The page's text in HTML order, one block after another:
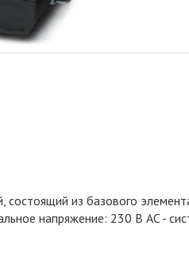
состоящий из базового
напряжение: 230 В AC -